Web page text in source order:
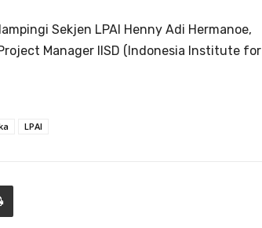
Sekjen LPAI Henny Adi Hermanoe,
Manager IISD (Indonesia Institute for
LPAI